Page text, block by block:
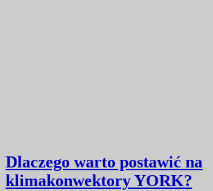
Dlaczego warto postawić na
klimakonwektory YORK?